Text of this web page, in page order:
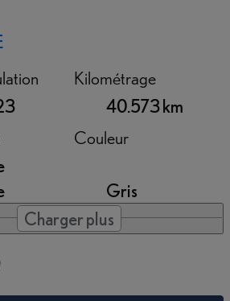
Kilométrage
40.573 km
Couleur
Gris
Charger plus